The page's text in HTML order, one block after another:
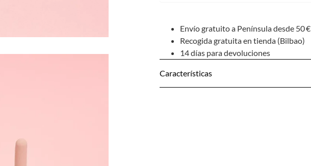
Envío gratuito a Península desde 50 €
Recogida gratuita en tienda (Bilbao)
14 días para devoluciones
Características